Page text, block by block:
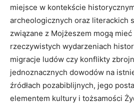
miejsce w kontekście
archeologicznych oraz literackich
związane z Mojżeszem mogą
rzeczywistych wydarzeniach
migracje ⁢ludów czy konflikty
jednoznacznych dowodów na
źródłach pozabiblijnych, jego
elementem kultury i tożsamości